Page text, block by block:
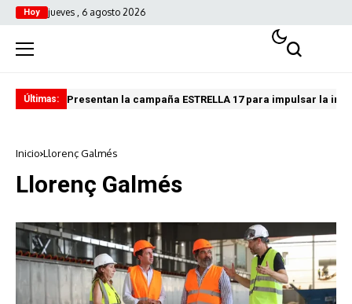
Hoy jueves , 6 agosto 2026
Últimas: Presentan la campaña ESTRELLA 17 para impulsar la
Inicio Llorenç Galmés
Llorenç Galmés